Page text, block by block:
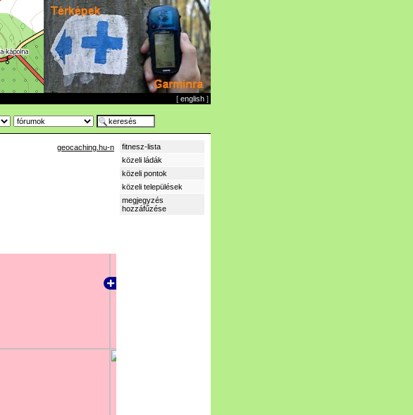
[ english ]
geocaching.hu-n
fitnesz-lista
közeli ládák
közeli pontok
közeli települések
megjegyzés
hozzáfűzése